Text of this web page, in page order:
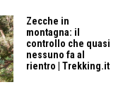
Zecche in
montagna: il
controllo che quasi
nessuno fa al
rientro | Trekking.it